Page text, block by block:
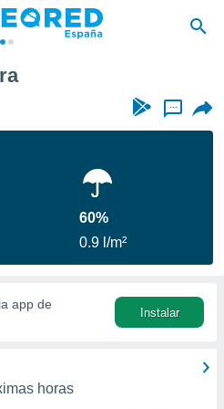
...
60%
0.9 l/m²
la app de
Instalar
horas